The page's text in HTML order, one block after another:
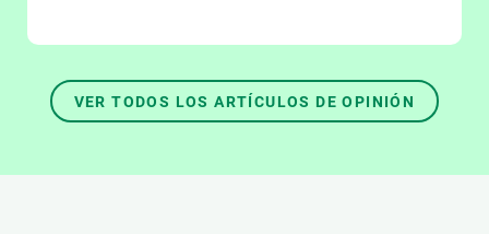
VER TODOS LOS ARTÍCULOS DE OPINIÓN